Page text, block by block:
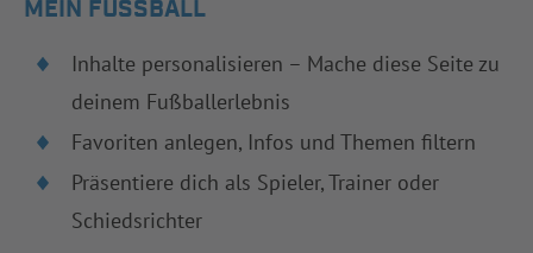
MEIN FUSSBALL
Inhalte personalisieren – Mache diese Seite zu
deinem Fußballerlebnis
Favoriten anlegen, Infos und Themen filtern
Präsentiere dich als Spieler, Trainer oder
Schiedsrichter